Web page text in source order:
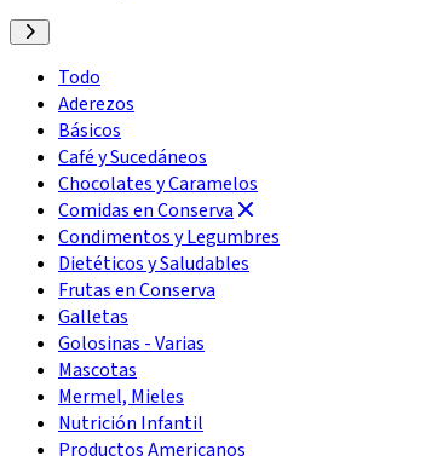
Todo
Aderezos
Básicos
Café y Sucedáneos
Chocolates y Caramelos
Comidas en Conserva
Condimentos y Legumbres
Dietéticos y Saludables
Frutas en Conserva
Galletas
Golosinas - Varias
Mascotas
Mermel, Mieles
Nutrición Infantil
Productos Americanos